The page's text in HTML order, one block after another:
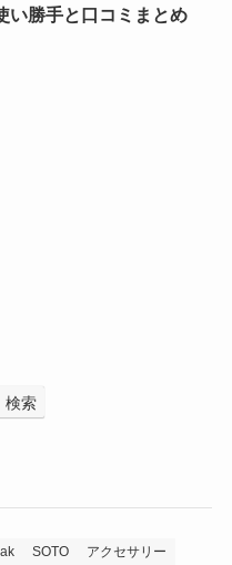
い勝手と口コミまとめ
検索
SOTO
アクセサリー